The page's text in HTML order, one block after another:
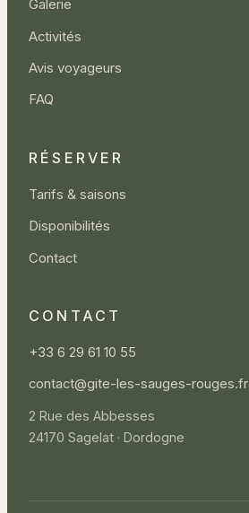
Galerie
Activités
Avis voyageurs
FAQ
RÉSERVER
Tarifs & saisons
Disponibilités
Contact
CONTACT
+33 6 29 61 10 55
contact@gite-les-sauges-rouges.fr
2 Rue des Abbesses
24170 Sagelat · Dordogne